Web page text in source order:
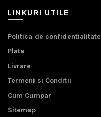
LINKURI UTILE
Politica de confidentialitate
Plata
Livrare
Termeni si Conditii
Cum Cumpar
Sitemap